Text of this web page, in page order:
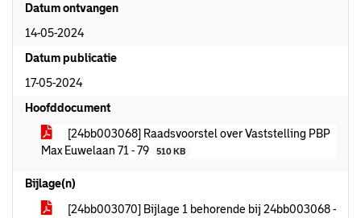
Datum ontvangen
14-05-2024
Datum publicatie
17-05-2024
Hoofddocument
[24bb003068] Raadsvoorstel over Vaststelling PBP
Max Euwelaan 71 - 79
510 KB
Bijlage(n)
[24bb003070] Bijlage 1 behorende bij 24bb003068 -